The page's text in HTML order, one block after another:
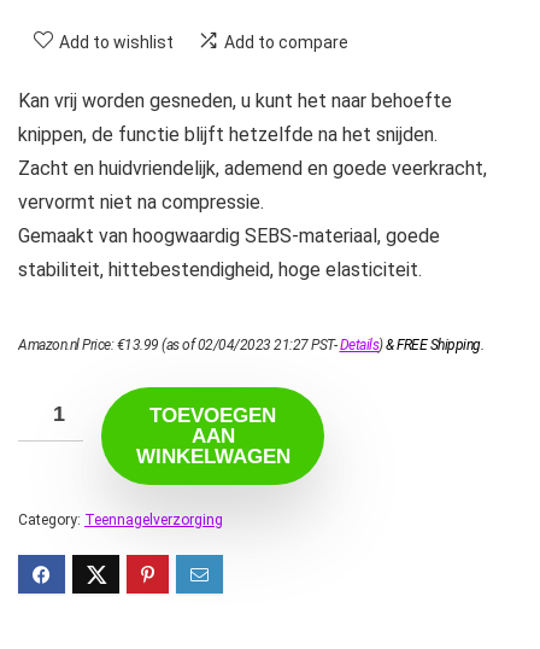
Add to wishlist Add to compare
Kan vrij worden gesneden, u kunt het naar behoefte
knippen, de functie blijft hetzelfde na het snijden.
Zacht en huidvriendelijk, ademend en goede veerkracht,
vervormt niet na compressie.
Gemaakt van hoogwaardig SEBS-materiaal, goede
stabiliteit, hittebestendigheid, hoge elasticiteit.
Amazon.nl Price:€13.99 (as of 02/04/2023 21:27 PST-Details)&FREE Shipping.
TOEVOEGEN
AAN
WINKELWAGEN
Category: Teennagelverzorging